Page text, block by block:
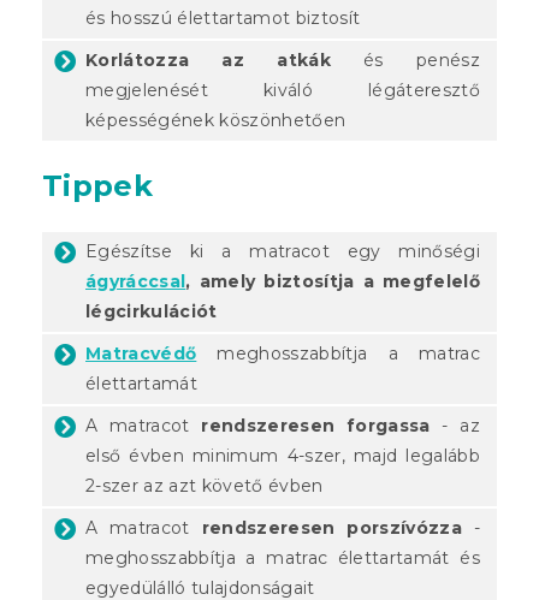
és hosszú élettartamot biztosít
Korlátozza az atkák és penész
megjelenését kiváló légáteresztő
képességének köszönhetően
Tippek
Egészítse ki a matracot egy minőségi
ágyráccsal, amely biztosítja a megfelelő
légcirkulációt
Matracvédő meghosszabbítja a matrac
élettartamát
A matracot rendszeresen forgassa - az
első évben minimum 4-szer, majd legalább
2-szer az azt követő évben
A matracot rendszeresen porszívózza-
meghosszabbítja a matrac élettartamát és
egyedülálló tulajdonságait